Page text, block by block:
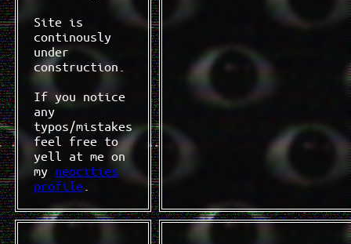
Site is
continously
under
construction.
If you notice
any
typos/mistakes
feel free to
yell at me on
my neocities
profile